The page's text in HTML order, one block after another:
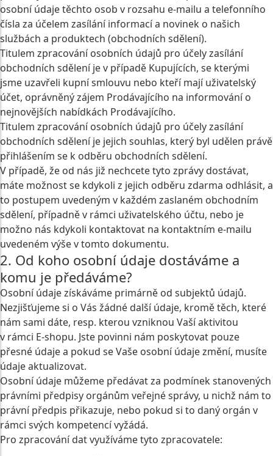
osobní údaje těchto osob v rozsahu e‑mailu a telefonního
čísla za účelem zasílání informací a novinek o našich
službách a produktech (obchodních sdělení).
Titulem zpracování osobních údajů pro účely zasílání
obchodních sdělení je v případě Kupujících, se kterými
jsme uzavřeli kupní smlouvu nebo kteří mají uživatelský
účet, oprávněný zájem Prodávajícího na informování o
nejnovějších nabídkách Prodávajícího.
Titulem zpracování osobních údajů pro účely zasílání
obchodních sdělení je jejich souhlas, který byl udělen právě
přihlášením se k odběru obchodních sdělení.
V případě, že od nás již nechcete tyto zprávy dostávat,
máte možnost se kdykoli z jejich odběru zdarma odhlásit, a
to postupem uvedeným v každém zaslaném obchodním
sdělení, případně v rámci uživatelského účtu, nebo je
možno nás kdykoli kontaktovat na kontaktním e-mailu
uvedeném výše v tomto dokumentu.
2. Od koho osobní údaje dostáváme a
komu je předáváme?
Osobní údaje získáváme primárně od subjektů údajů.
Nezjišťujeme si o Vás žádné další údaje, kromě těch, které
nám sami dáte, resp. kterou vzniknou Vaší aktivitou
v rámci E-shopu. Jste povinni nám poskytovat pouze
přesné údaje a pokud se Vaše osobní údaje změní, musíte
údaje aktualizovat.
Osobní údaje můžeme předávat za podmínek stanovených
právními předpisy orgánům veřejné správy, u nichž nám to
právní předpis přikazuje, nebo pokud si to daný orgán v
rámci svých kompetencí vyžádá.
Pro zpracování dat využíváme tyto zpracovatele: